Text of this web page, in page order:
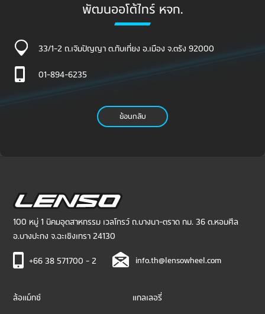
พัฒนออโต้ไทร์ หจก.
33/1-2 ถ.เจิมปัญญา ต.ทับเที่ยง อ.เมือง จ.ตรัง 92000
01-894-6235
ย้อนกลับ
100 หมู่ 1 นิคมอุตสาหกรรม เวลโกรว์ ถ.บางนา-ตราด กม. 36 ต.หอมศีล
อ.บางปะกง จ.ฉะเชิงเทรา 24130
+66 38 571700 - 2 info.th@lensowheel.com
ล้อแม็กซ์ แกลเลอรี่